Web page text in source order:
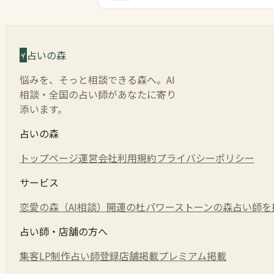
占いの森
悩みを、そっと相談できる森へ。AI
相談・全国の占い師があなたに寄り
添います。
占いの森
トップページ運営会社利用規約プライバシーポリシー
サービス
恋愛の森（AI相談） 開運の杜パワーストーンの森占い師
占い師・店舗の方へ
集客LP制作占い師登録店舗掲載プレミアム掲載